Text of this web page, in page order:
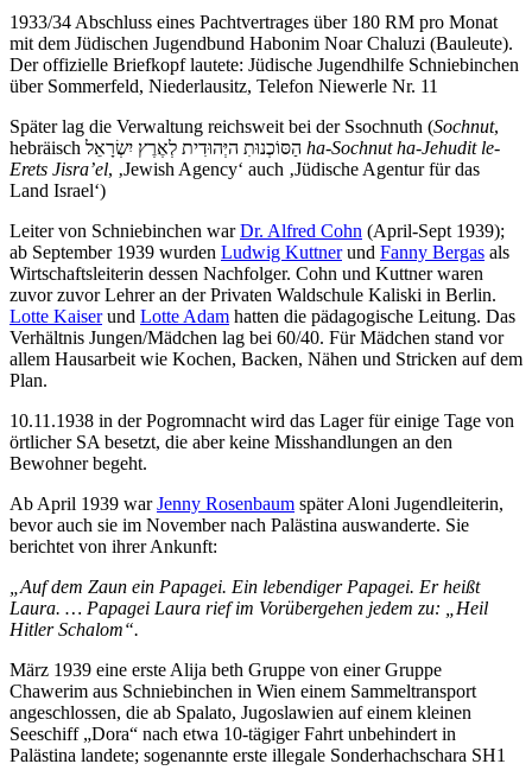
1933/34 Abschluss eines Pachtvertrages über 180 RM pro Monat
mit dem Jüdischen Jugendbund Habonim Noar Chaluzi (Bauleute).
Der offizielle Briefkopf lautete: Jüdische Jugendhilfe Schniebinchen
über Sommerfeld, Niederlausitz, Telefon Niewerle Nr. 11
Später lag die Verwaltung reichsweit bei der Ssochnuth (Sochnut,
ha-Sochnut ha-Jehudit le-
Erets Jisra’el, ‚Jewish Agency‘ auch ‚Jüdische Agentur für das
Land Israel‘)
Leiter von Schniebinchen warDr. Alfred Cohn (April-Sept 1939);
ab September 1939 wurden Ludwig Kuttnerund Fanny Bergas als
Wirtschaftsleiterin dessen Nachfolger. Cohn und Kuttner waren
zuvor zuvor Lehrer an der Privaten Waldschule Kaliski in Berlin.
Lotte Kaiserund Lotte Adam hatten die pädagogische Leitung. Das
Verhältnis Jungen/Mädchen lag bei 60/40. Für Mädchen stand vor
allem Hausarbeit wie Kochen, Backen, Nähen und Stricken auf dem
Plan.
10.11.1938 in der Pogromnacht wird das Lager für einige Tage von
örtlicher SA besetzt, die aber keine Misshandlungen an den
Bewohner begeht.
Ab April 1939 warJenny Rosenbaum später Aloni Jugendleiterin,
bevor auch sie im November nach Palästina auswanderte. Sie
berichtet von ihrer Ankunft:
„Auf dem Zaun ein Papagei. Ein lebendiger Papagei. Er heißt
Laura. … Papagei Laura rief im Vorübergehen jedem zu: „Heil
Hitler Schalom“.
März 1939 eine erste Alija beth Gruppe von einer Gruppe
Chawerim aus Schniebinchen in Wien einem Sammeltransport
angeschlossen, die ab Spalato, Jugoslawien auf einem kleinen
Seeschiff „Dora“ nach etwa 10-tägiger Fahrt unbehindert in
Palästina landete; sogenannte erste illegale Sonderhachschara SH1